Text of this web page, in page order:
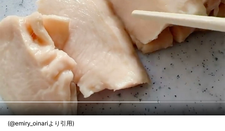
(@emiry_oinariより引用)